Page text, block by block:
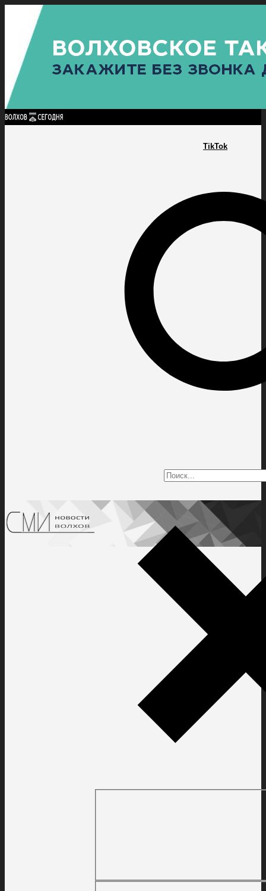
TikTok
Найти:
ГЛАВНАЯ ПОЛИТИКАПРОИСШЕСТВИЯ ПРОКУРАТУРАСПОРТ
ПОЛИТИКА
КУЛЬТУРА
ПОСЕЛЕНИЯ